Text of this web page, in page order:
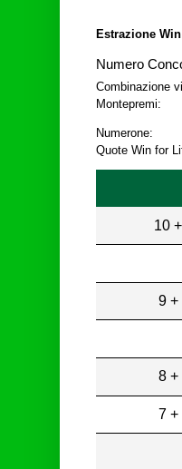
Estrazione
Numero
Combinazione
Montepremi:
Numerone:
Quote Win for
10
9 +
8 +
7 +